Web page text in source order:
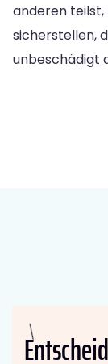
anderen teilst,
sicherstellen,
unbeschädigt